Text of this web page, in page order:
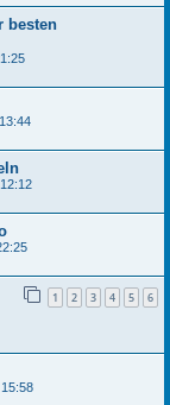
besten
1 2 3 4 5 6